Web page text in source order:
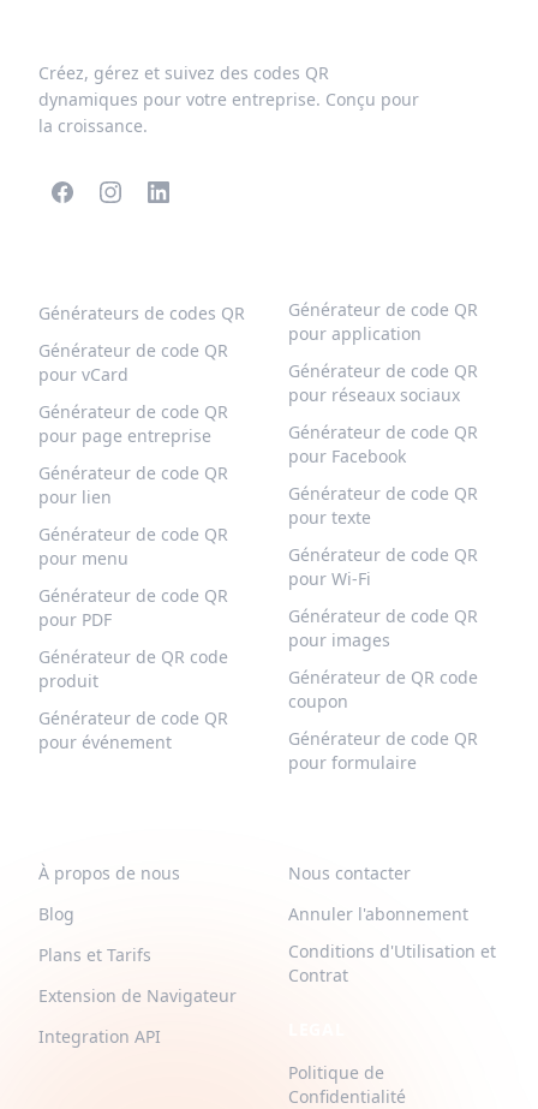
Créez, gérez et suivez des codes QR
dynamiques pour votre entreprise. Conçu pour
la croissance.
Générateurs de codes QR
Générateur de code QR
pour vCard
Générateur de code QR
pour page entreprise
Générateur de code QR
pour lien
Générateur de code QR
pour menu
Générateur de code QR
pour PDF
Générateur de QR code
produit
Générateur de code QR
pour événement
Générateur de code QR
pour application
Générateur de code QR
pour réseaux sociaux
Générateur de code QR
pour Facebook
Générateur de code QR
pour texte
Générateur de code QR
pour Wi-Fi
Générateur de code QR
pour images
Générateur de QR code
coupon
Générateur de code QR
pour formulaire
À propos de nous
Blog
Plans et Tarifs
Extension de Navigateur
Integration API
Nous contacter
Annuler l'abonnement
Conditions d'Utilisation et
Contrat
Politique de
Confidentialité